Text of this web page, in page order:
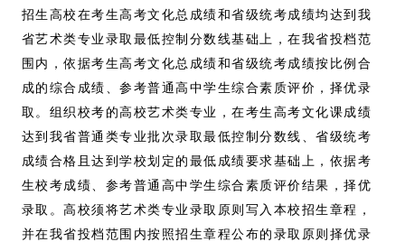
招生高校在考生高考文化总成绩和省级统考成绩均达到我
省艺术类专业录取最低控制分数线基础上，在我省投档范
围内，依据考生高考文化总成绩和省级统考成绩按比例合
成的综合成绩、参考普通高中学生综合素质评价，择优录
取。组织校考的高校艺术类专业，在考生高考文化课成绩
达到我省普通类专业批次录取最低控制分数线、省级统考
成绩合格且达到学校划定的最低成绩要求基础上，依据考
生校考成绩、参考普通高中学生综合素质评价结果，择优
录取。高校须将艺术类专业录取原则写入本校招生章程，
并在我省投档范围内按照招生章程公布的录取原则择优录